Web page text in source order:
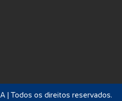
| Todos os direitos reservados.